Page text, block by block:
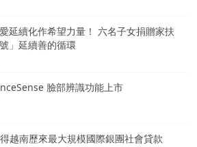
延續化作希望力量！ 六名子女捐贈家扶
」延續善的循環
臉部辨識功能上市
越南歷來最大規模國際銀團社會貸款